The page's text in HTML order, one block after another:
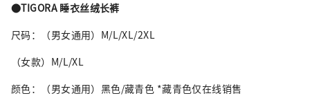
●TIGORA 睡衣丝绒长裤
尺码：（男女通用）M/L/XL/2XL
（女款）M/L/XL
颜色：（男女通用）黑色/藏青色 *藏青色仅在线销售